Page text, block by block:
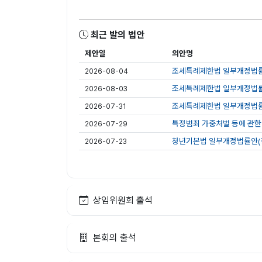
최근 발의 법안
제안일 의안명
2026-08-04 조세특례제한법 일부개정법
2026-08-03 조세특례제한법 일부개정법
2026-07-31 조세특례제한법 일부개정법
2026-07-29 특정범죄 가중처벌 등에 관
2026-07-23 청년기본법 일부개정법률안
상임위원회 출석
본회의 출석